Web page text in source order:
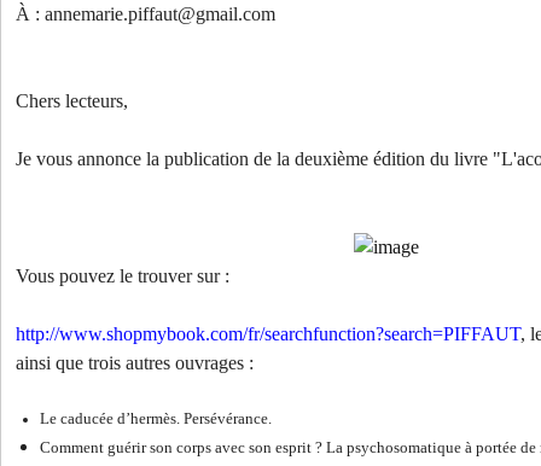
À : annemarie.piffaut@gmail.com
Chers lecteurs,
Je vous annonce la publication de la deuxième édition du ​livre
Vous pouvez le trouver sur :
http://www.shopmybook.com/fr/searchfunction?search=PIFFAUT,
ainsi que trois autres ouvrages :
Le caducée d’hermès. Persévérance.
Comment guérir son corps avec son esprit ? La psychosomatique à portée